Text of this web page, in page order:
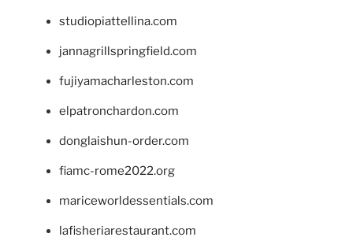
studiopiattellina.com
jannagrillspringfield.com
fujiyamacharleston.com
elpatronchardon.com
donglaishun-order.com
fiamc-rome2022.org
mariceworldessentials.com
lafisheriarestaurant.com